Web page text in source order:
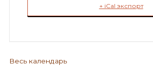
+ iCal экспорт
Весь календарь